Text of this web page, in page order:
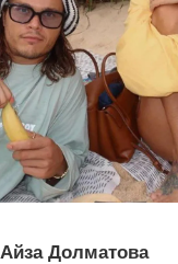
Айза Долматова